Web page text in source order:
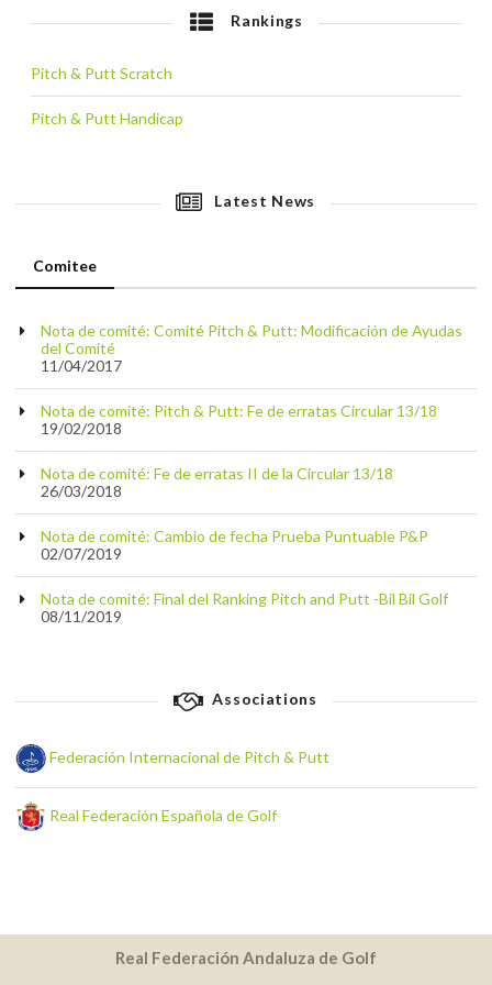
Rankings
Pitch & Putt Scratch
Pitch & Putt Handicap
Latest News
Comitee
Nota de comité: Comité Pitch & Putt: Modificación de Ayudas
del Comité
11/04/2017
Nota de comité: Pitch & Putt: Fe de erratas Circular 13/18
19/02/2018
Nota de comité: Fe de erratas II de la Circular 13/18
26/03/2018
Nota de comité: Cambio de fecha Prueba Puntuable P&P
02/07/2019
Nota de comité: Final del Ranking Pitch and Putt -Bil Bil Golf
08/11/2019
Associations
Federación Internacional de Pitch & Putt
Real Federación Española de Golf
Real Federación Andaluza de Golf